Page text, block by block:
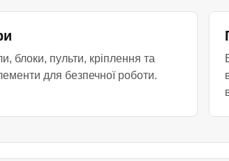
блоки, пульти, кріплення та
для безпечної роботи.